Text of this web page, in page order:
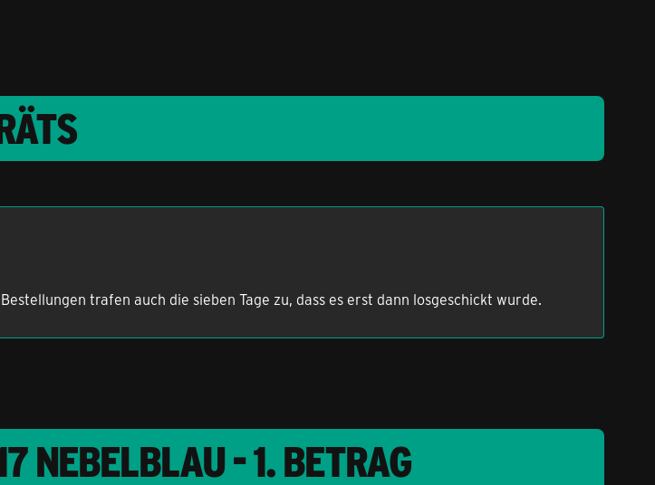
trafen auch die sieben Tage zu, dass es erst dann losgeschickt wurde.
NEBELBLAU - 1. BETRAG